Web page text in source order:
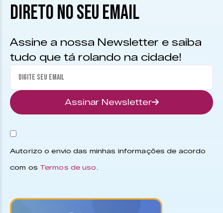
DIRETO NO SEU EMAIL
Assine a nossa Newsletter e saiba
tudo que tá rolando na cidade!
Assinar Newsletter
Autorizo o envio das minhas informações de acordo
com os Termos de uso